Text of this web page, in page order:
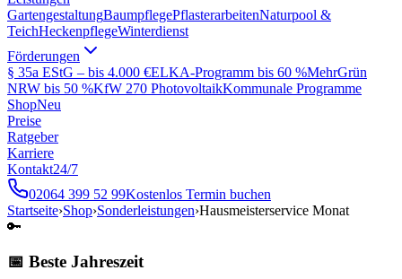
GartengestaltungBaumpflegePflasterarbeitenNaturpool &
TeichHeckenpflegeWinterdienst
Förderungen
§ 35a EStG – bis 4.000 €ELKA-Programm bis 60 %MehrGrün
NRW bis 50 %KfW 270 PhotovoltaikKommunale Programme
ShopNeu
Preise
Ratgeber
Karriere
Kontakt24/7
02064 399 52 99Kostenlos Termin buchen
Startseite›Shop›Sonderleistungen›Hausmeisterservice Monat
🔑
📅 Beste Jahreszeit